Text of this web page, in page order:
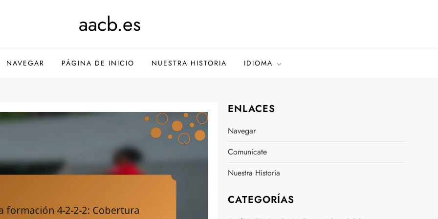
aacb.es
NAVEGAR PÁGINA DE INICIO NUESTRA HISTORIA IDIOMA
ENLACES
Navegar
Comunícate
Nuestra Historia
CATEGORÍAS